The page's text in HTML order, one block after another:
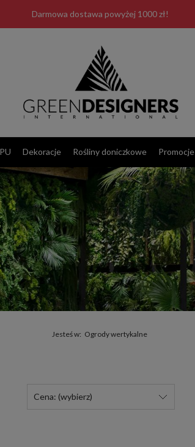
Darmowa dostawa powyżej 1000 zł!
Dekoracje Rośliny doniczkowe Promocje
Las Plumas
Jesteś w: Ogrody wertykalne
Cena: (wybierz)